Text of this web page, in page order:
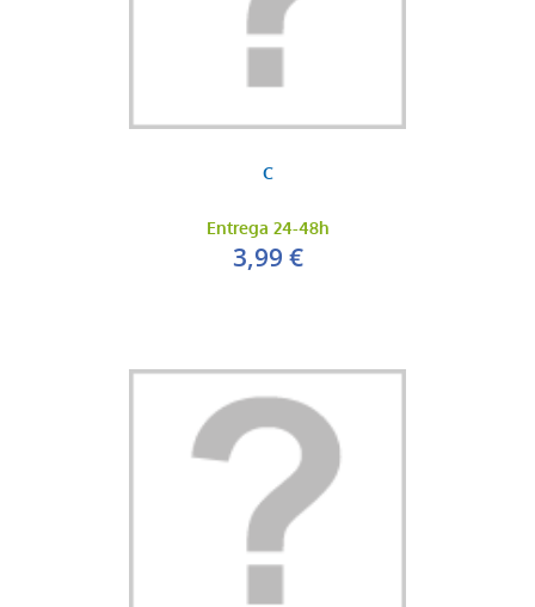
C
Entrega 24-48h
3,99 €